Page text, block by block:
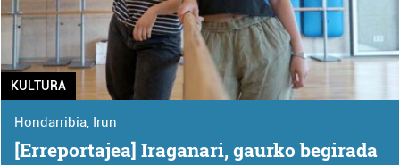
KULTURA
Hondarribia, Irun
[Erreportajea] Iraganari, gaurko begirada